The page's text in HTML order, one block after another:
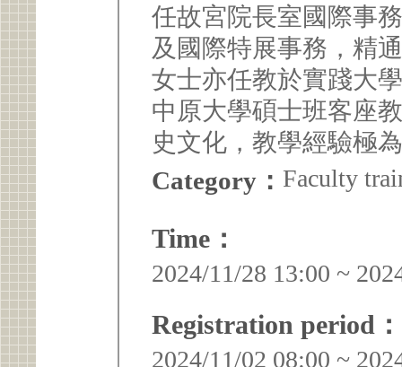
任故宮院長室國際事
及國際特展事務，精
女士亦任教於實踐大
中原大學碩士班客座
史文化，教學經驗極
Category： Faculty
Time：
2024/11/28 13:00 ~
Registration period：
2024/11/02 08:00 ~